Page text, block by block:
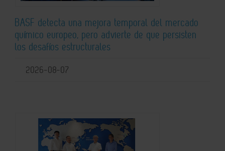
BASF detecta una mejora temporal del mercado
químico europeo, pero advierte de que persisten
los desafíos estructurales
2026-08-07